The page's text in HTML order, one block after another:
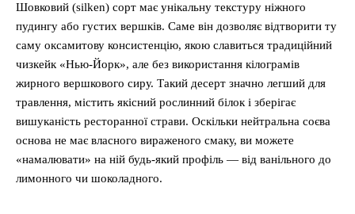
Шовковий (silken) сорт має унікальну текстуру ніжного
пудингу або густих вершків. Саме він дозволяє відтворити ту
саму оксамитову консистенцію, якою славиться традиційний
чизкейк «Нью-Йорк», але без використання кілограмів
жирного вершкового сиру. Такий десерт значно легший для
травлення, містить якісний рослинний білок і зберігає
вишуканість ресторанної страви. Оскільки нейтральна соєва
основа не має власного вираженого смаку, ви можете
«намалювати» на ній будь-який профіль — від ванільного до
лимонного чи шоколадного.